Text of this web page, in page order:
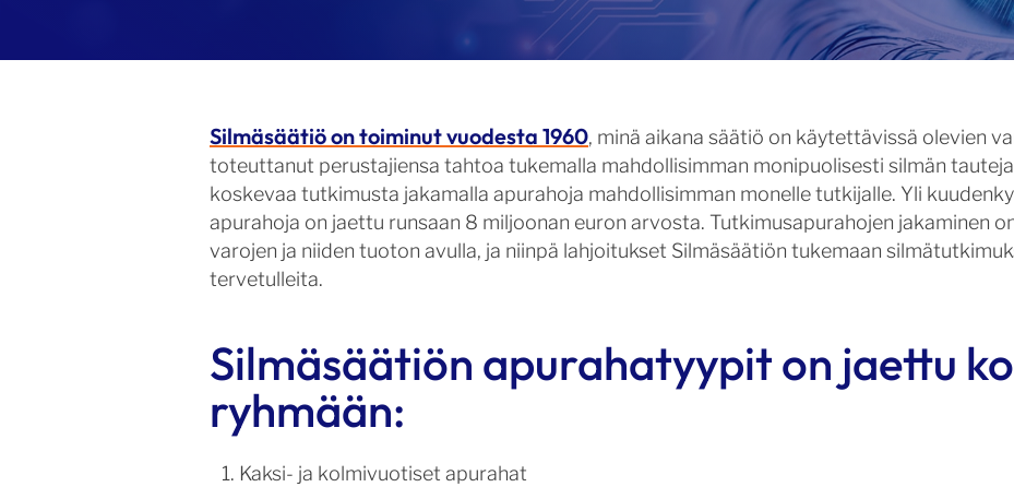
Silmäsäätiö on toiminut vuodesta 1960, minä aikana säätiö on käytettävissä olevien
toteuttanut perustajiensa tahtoa tukemalla mahdollisimman monipuolisesti silmän
koskevaa tutkimusta jakamalla apurahoja mahdollisimman monelle tutkijalle. Yli
apurahoja on jaettu runsaan 8 miljoonan euron arvosta. Tutkimusapurahojen jakaminen
varojen ja niiden tuoton avulla, ja niinpä lahjoitukset Silmäsäätiön tukemaan
tervetulleita.
Silmäsäätiön apurahatyypit on jaettu
ryhmään:
Kaksi- ja kolmivuotiset apurahat